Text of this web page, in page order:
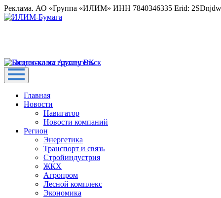
Реклама. АО «Группа «ИЛИМ» ИНН 7840346335 Erid:
Главная
Новости
Навигатор
Новости компаний
Регион
Энергетика
Транспорт и связь
Стройиндустрия
ЖКХ
Агропром
Лесной комплекс
Экономика